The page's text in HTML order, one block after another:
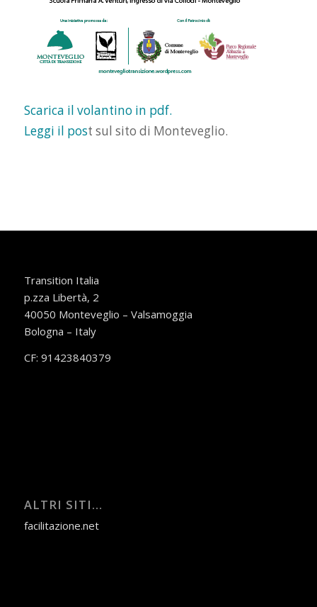
Scarica il volantino in pdf.
Leggi il post sul sito di Monteveglio.
Transition Italia
p.zza Libertà, 2
40050 Monteveglio – Valsamoggia
Bologna – Italy
CF: 91423840379
ALTRI SITI…
facilitazione.net